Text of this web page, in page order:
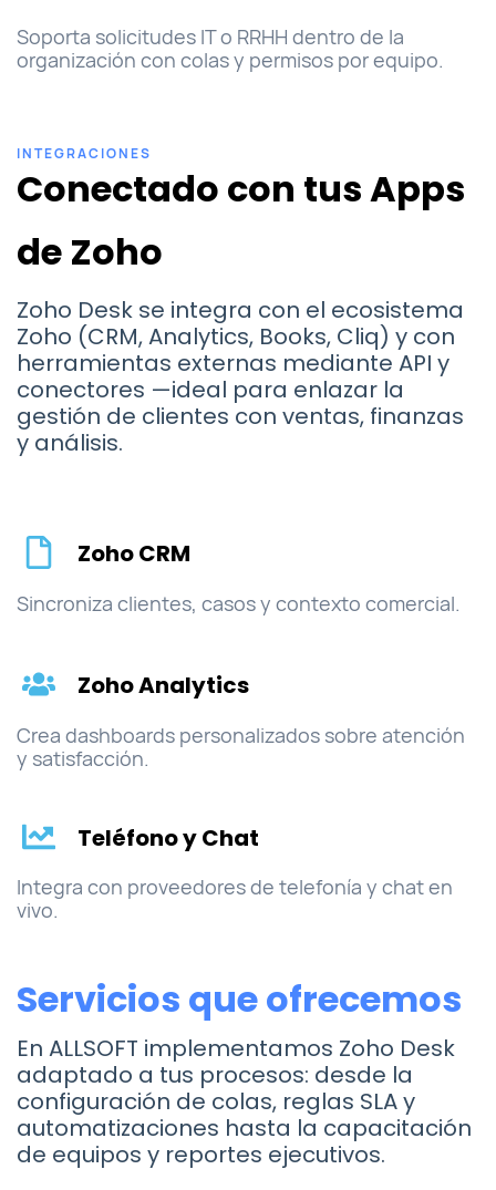
Soporta solicitudes IT o RRHH dentro de la
organización con colas y permisos por equipo.
INTEGRACIONES
Conectado con tus Apps
de Zoho
Zoho Desk se integra con el ecosistema
Zoho (CRM, Analytics, Books, Cliq) y con
herramientas externas mediante API y
conectores —ideal para enlazar la
gestión de clientes con ventas, finanzas
y análisis.
Zoho CRM
Sincroniza clientes, casos y contexto comercial.
Zoho Analytics
Crea dashboards personalizados sobre atención
y satisfacción.
Teléfono y Chat
Integra con proveedores de telefonía y chat en
vivo.
Servicios que ofrecemos
En ALLSOFT implementamos Zoho Desk
adaptado a tus procesos: desde la
configuración de colas, reglas SLA y
automatizaciones hasta la capacitación
de equipos y reportes ejecutivos.